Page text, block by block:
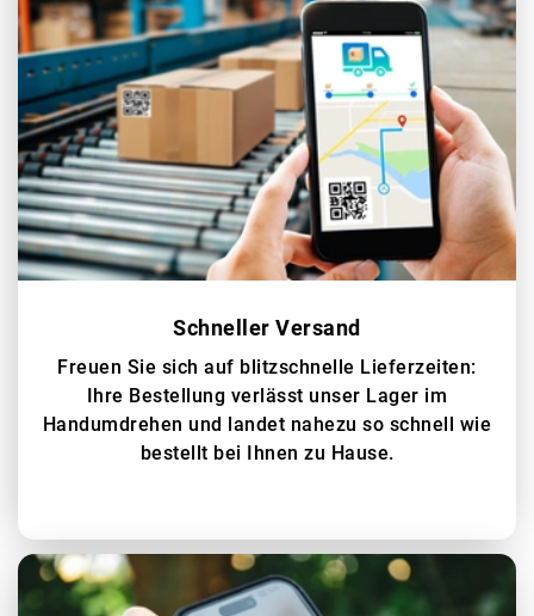
Schneller Versand
Freuen Sie sich auf blitzschnelle Lieferzeiten:
Ihre Bestellung verlässt unser Lager im
Handumdrehen und landet nahezu so schnell wie
bestellt bei Ihnen zu Hause.